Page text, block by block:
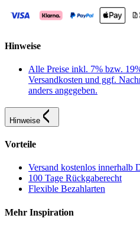
Hinweise
Alle Preise inkl. 7% bzw.
Versandkosten und ggf.
anders angegeben.
Hinweise
Vorteile
Versand kostenlos innerhalb
100 Tage Rückgaberecht
Flexible Bezahlarten
Mehr Inspiration